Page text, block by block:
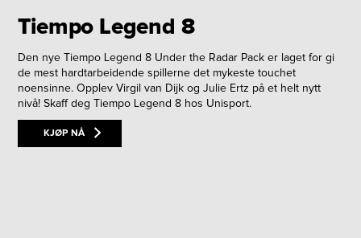
Tiempo Legend 8
Den nye Tiempo Legend 8 Under the Radar Pack er laget for gi
de mest hardtarbeidende spillerne det mykeste touchet
noensinne. Opplev Virgil van Dijk og Julie Ertz på et helt nytt
nivå! Skaff deg Tiempo Legend 8 hos Unisport.
KJØP NÅ